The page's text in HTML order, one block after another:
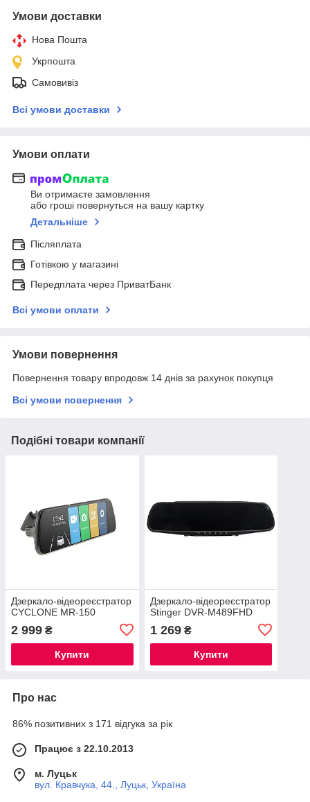
Умови доставки
Нова Пошта
Укрпошта
Самовивіз
Всі умови доставки
Умови оплати
Ви отримаєте замовлення
або гроші повернуться на вашу картку
Детальніше
Післяплата
Готівкою у магазині
Передплата через ПриватБанк
Всі умови оплати
Умови повернення
Повернення товару впродовж 14 днів за рахунок покупця
Всі умови повернення
Подібні товари компанії
Дзеркало-відеореєстратор
CYCLONE MR-150
2 999 ₴
Купити
Дзеркало-відеореєстратор
Stinger DVR-M489FHD
1 269₴
Купити
Про нас
86% позитивних з 171 відгука за рік
Працює з 22.10.2013
м. Луцьк
вул. Кравчука, 44., Луцьк, Україна